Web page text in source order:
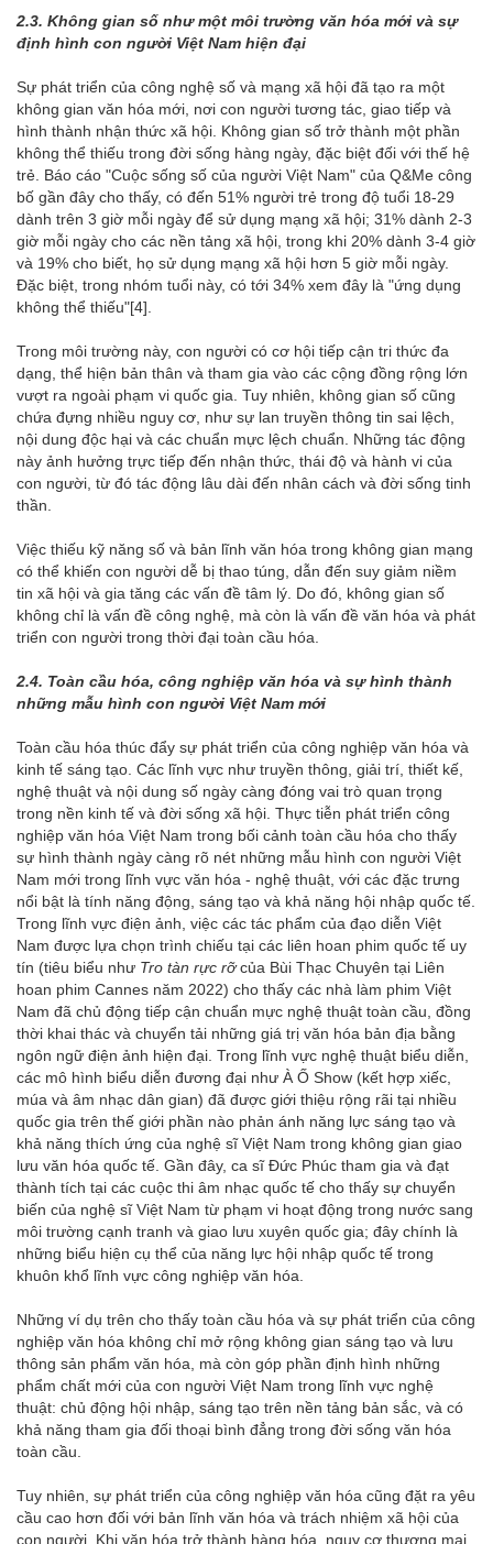
2.3. Không gian số như một môi trường văn hóa mới và sự
định hình con người Việt Nam hiện đại
Sự phát triển của công nghệ số và mạng xã hội đã tạo ra một
không gian văn hóa mới, nơi con người tương tác, giao tiếp và
hình thành nhận thức xã hội. Không gian số trở thành một phần
không thể thiếu trong đời sống hàng ngày, đặc biệt đối với thế hệ
trẻ. Báo cáo "Cuộc sống số của người Việt Nam" của Q&Me công
bố gần đây cho thấy, có đến 51% người trẻ trong độ tuổi 18-29
dành trên 3 giờ mỗi ngày để sử dụng mạng xã hội; 31% dành 2-3
giờ mỗi ngày cho các nền tảng xã hội, trong khi 20% dành 3-4 giờ
và 19% cho biết, họ sử dụng mạng xã hội hơn 5 giờ mỗi ngày.
Đặc biệt, trong nhóm tuổi này, có tới 34% xem đây là "ứng dụng
không thể thiếu"[4]
Trong môi trường này, con người có cơ hội tiếp cận tri thức đa
dạng, thể hiện bản thân và tham gia vào các cộng đồng rộng lớn
vượt ra ngoài phạm vi quốc gia. Tuy nhiên, không gian số cũng
chứa đựng nhiều nguy cơ, như sự lan truyền thông tin sai lệch,
nội dung độc hại và các chuẩn mực lệch chuẩn. Những tác động
này ảnh hưởng trực tiếp đến nhận thức, thái độ và hành vi của
con người, từ đó tác động lâu dài đến nhân cách và đời sống tinh
thần.
Việc thiếu kỹ năng số và bản lĩnh văn hóa trong không gian mạng
có thể khiến con người dễ bị thao túng, dẫn đến suy giảm niềm
tin xã hội và gia tăng các vấn đề tâm lý. Do đó, không gian số
không chỉ là vấn đề công nghệ, mà còn là vấn đề văn hóa và phát
triển con người trong thời đại toàn cầu hóa.
2.4. Toàn cầu hóa, công nghiệp văn hóa và sự hình thành
những mẫu hình con người Việt Nam mới
Toàn cầu hóa thúc đẩy sự phát triển của công nghiệp văn hóa và
kinh tế sáng tạo. Các lĩnh vực như truyền thông, giải trí, thiết kế,
nghệ thuật và nội dung số ngày càng đóng vai trò quan trọng
trong nền kinh tế và đời sống xã hội. Thực tiễn phát triển công
nghiệp văn hóa Việt Nam trong bối cảnh toàn cầu hóa cho thấy
sự hình thành ngày càng rõ nét những mẫu hình con người Việt
Nam mới trong lĩnh vực văn hóa - nghệ thuật, với các đặc trưng
nổi bật là tính năng động, sáng tạo và khả năng hội nhập quốc tế.
Trong lĩnh vực điện ảnh, việc các tác phẩm của đạo diễn Việt
Nam được lựa chọn trình chiếu tại các liên hoan phim quốc tế uy
tín (tiêu biểu như Tro tàn rực rỡcủa Bùi Thạc Chuyên tại Liên
hoan phim Cannes năm 2022) cho thấy các nhà làm phim Việt
Nam đã chủ động tiếp cận chuẩn mực nghệ thuật toàn cầu, đồng
thời khai thác và chuyển tải những giá trị văn hóa bản địa bằng
ngôn ngữ điện ảnh hiện đại. Trong lĩnh vực nghệ thuật biểu diễn,
các mô hình biểu diễn đương đại như À Ố Show (kết hợp xiếc,
múa và âm nhạc dân gian) đã được giới thiệu rộng rãi tại nhiều
quốc gia trên thế giới phần nào phản ánh năng lực sáng tạo và
khả năng thích ứng của nghệ sĩ Việt Nam trong không gian giao
lưu văn hóa quốc tế. Gần đây, ca sĩ Đức Phúc tham gia và đạt
thành tích tại các cuộc thi âm nhạc quốc tế cho thấy sự chuyển
biến của nghệ sĩ Việt Nam từ phạm vi hoạt động trong nước sang
môi trường cạnh tranh và giao lưu xuyên quốc gia; đây chính là
những biểu hiện cụ thể của năng lực hội nhập quốc tế trong
khuôn khổ lĩnh vực công nghiệp văn hóa.
Những ví dụ trên cho thấy toàn cầu hóa và sự phát triển của công
nghiệp văn hóa không chỉ mở rộng không gian sáng tạo và lưu
thông sản phẩm văn hóa, mà còn góp phần định hình những
phẩm chất mới của con người Việt Nam trong lĩnh vực nghệ
thuật: chủ động hội nhập, sáng tạo trên nền tảng bản sắc, và có
khả năng tham gia đối thoại bình đẳng trong đời sống văn hóa
toàn cầu.
Tuy nhiên, sự phát triển của công nghiệp văn hóa cũng đặt ra yêu
cầu cao hơn đối với bản lĩnh văn hóa và trách nhiệm xã hội của
con người. Khi văn hóa trở thành hàng hóa, nguy cơ thương mại